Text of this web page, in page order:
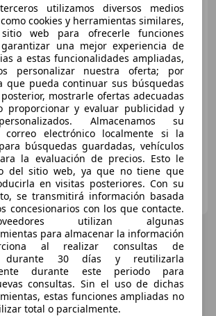
€ 24.990
Sincomparación
km
Electro/Gasolina
TENERIFE
utilizamos diversos medios
cookies y herramientas similares,
web para ofrecerle funciones
una mejor experiencia de
a estas funcionalidades ampliadas,
personalizar nuestra oferta; por
que pueda continuar sus búsquedas
mostrarle ofertas adecuadas
proporcionar y evaluar publicidad y
Almacenamos su
correo electrónico localmente si la
búsquedas guardadas, vehículos
la evaluación de precios. Esto le
del sitio web, ya que no tiene que
en visitas posteriores. Con su
se transmitirá información basada
concesionarios con los que contacte.
utilizan algunas
para almacenar la información
al realizar consultas de
durante 30 días y reutilizarla
durante este periodo para
consultas. Sin el uso de dichas
estas funciones ampliadas no
total o parcialmente.